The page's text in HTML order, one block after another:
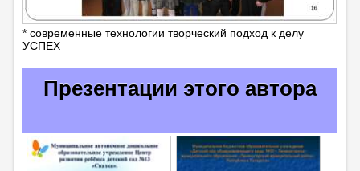
* современные технологии творческий подход к делу
УСПЕХ
Презентации этого автора